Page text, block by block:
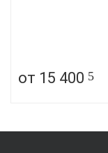
от 15 400 5